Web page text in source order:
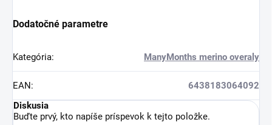
Dodatočné parametre
Kategória: ManyMonths merino overaly
EAN:
6438183064092
Diskusia
Buďte prvý, kto napíše príspevok k tejto položke.